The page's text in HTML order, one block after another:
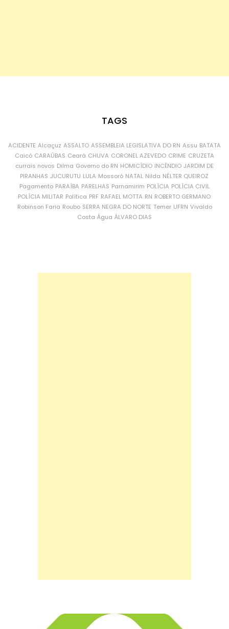
TAGS
ACIDENTE Alcaçuz ASSALTO ASSEMBLEIA LEGISLATIVA DO RN Assu BATATA
Caicó CARAÚBAS Ceará CHUVA CORONEL AZEVEDO CRIME CRUZETA
currais novos Dilma Governo do RN HOMICÍDIO INCÊNDIO JARDIM DE
PIRANHAS JUCURUTU LULA Mossoró NATAL Nilda NÉLTER QUEIROZ
Pagamento PARAÍBA PARELHAS Parnamirim POLÍCIA POLÍCIA CIVIL
POLÍCIA MILITAR Política PRF RAFAEL MOTTA RN ROBERTO GERMANO
Robinson Faria Roubo SERRA NEGRA DO NORTE Temer UFRN Vivaldo
Costa Água ÁLVARO DIAS